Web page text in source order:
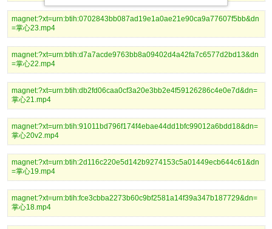
magnet:?xt=urn:btih:0702843bb087ad19e1a0ae21e90ca9a77607f5bb&dn
=掌心23.mp4
magnet:?xt=urn:btih:d7a7acde9763bb8a09402d4a42fa7c6577d2bd13&dn
=掌心22.mp4
magnet:?xt=urn:btih:db2fd06caa0cf3a20e3bb2e4f59126286c4e0e7d&dn=
掌心21.mp4
magnet:?xt=urn:btih:91011bd796f174f4ebae44dd1bfc99012a6bdd18&dn=
掌心20v2.mp4
magnet:?xt=urn:btih:2d116c220e5d142b9274153c5a01449ecb644c61&dn
=掌心19.mp4
magnet:?xt=urn:btih:fce3cbba2273b60c9bf2581a14f39a347b187729&dn=
掌心18.mp4